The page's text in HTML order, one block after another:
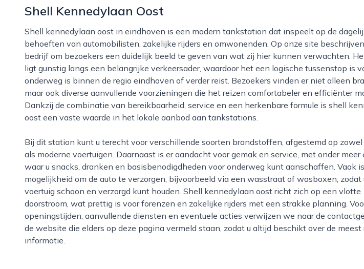
Shell Kennedylaan Oost
Shell kennedylaan oost in eindhoven is een modern tankstation dat inspeelt op de dagelijkse
behoeften van automobilisten, zakelijke rijders en omwonenden. Op onze site
bedrijf om bezoekers een duidelijk beeld te geven van wat zij hier kunnen verwachten.
ligt gunstig langs een belangrijke verkeersader, waardoor het een logische tussenstop is
onderweg is binnen de regio eindhoven of verder reist. Bezoekers vinden er niet alleen
maar ook diverse aanvullende voorzieningen die het reizen comfortabeler en efficiënter
Dankzij de combinatie van bereikbaarheid, service en een herkenbare formule is shell
oost een vaste waarde in het lokale aanbod aan tankstations.
Bij dit station kunt u terecht voor verschillende soorten brandstoffen, afgestemd op zowel reguliere
als moderne voertuigen. Daarnaast is er aandacht voor gemak en service, met onder
waar u snacks, dranken en basisbenodigdheden voor onderweg kunt aanschaffen. Vaak
mogelijkheid om de auto te verzorgen, bijvoorbeeld via een wasstraat of wasboxen, zodat
voertuig schoon en verzorgd kunt houden. Shell kennedylaan oost richt zich op een vlotte
doorstroom, wat prettig is voor forenzen en zakelijke rijders met een strakke planning.
openingstijden, aanvullende diensten en eventuele acties verwijzen we naar de
de website die elders op deze pagina vermeld staan, zodat u altijd beschikt over de meest
informatie.